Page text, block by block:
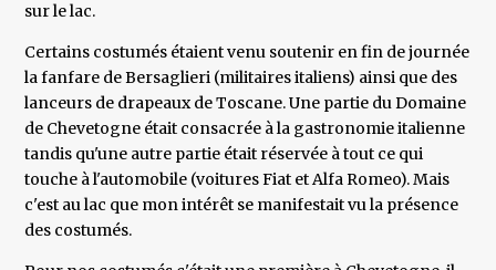
sur le lac.
Certains costumés étaient venu soutenir en fin de journée
la fanfare de Bersaglieri (militaires italiens) ainsi que des
lanceurs de drapeaux de Toscane. Une partie du Domaine
de Chevetogne était consacrée à la gastronomie italienne
tandis qu'une autre partie était réservée à tout ce qui
touche à l'automobile (voitures Fiat et Alfa Romeo). Mais
c'est au lac que mon intérêt se manifestait vu la présence
des costumés.